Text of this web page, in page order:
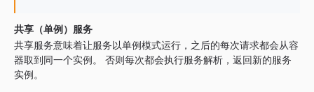
共享（单例）服务
共享服务意味着让服务以单例模式运行，之后的每次请求都会从容
器取到同一个实例。 否则每次都会执行服务解析，返回新的服务
实例。